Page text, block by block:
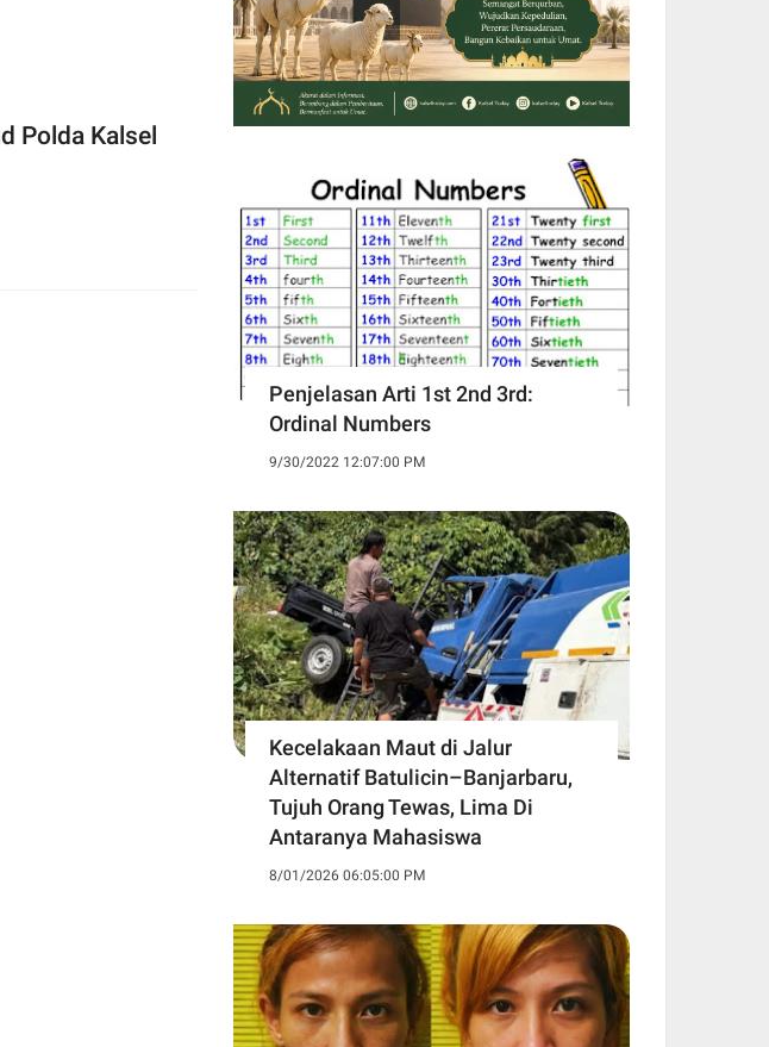
Polda Kalsel
Penjelasan Arti 1st 2nd 3rd:
Ordinal Numbers
9/30/2022 12:07:00 PM
Kecelakaan Maut di Jalur
Alternatif Batulicin–Banjarbaru,
Tujuh Orang Tewas, Lima Di
Antaranya Mahasiswa
8/01/2026 06:05:00 PM